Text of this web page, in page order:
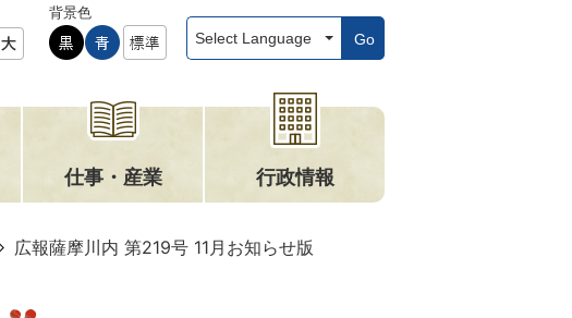
背景色
Go
仕事・産業 行政情報
広報薩摩川内 第219号 11月お知らせ版